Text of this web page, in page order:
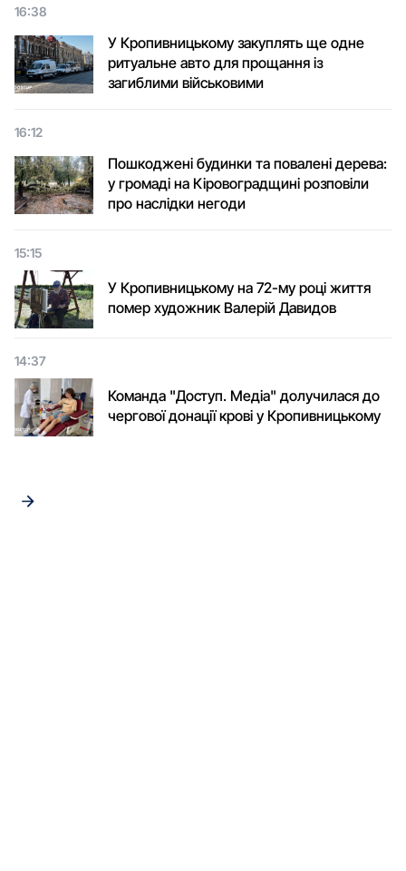
16:38
У Кропивницькому закуплять ще одне
ритуальне авто для прощання із
загиблими військовими
16:12
Пошкоджені будинки та повалені дерева:
у громаді на Кіровоградщині розповіли
про наслідки негоди
15:15
У Кропивницькому на 72-му році життя
помер художник Валерій Давидов
14:37
Команда "Доступ. Медіа" долучилася до
чергової донації крові у Кропивницькому